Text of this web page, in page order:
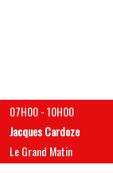
07H00-10H00
Jacques Cardoze
Le Grand Matin